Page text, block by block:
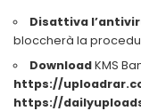
Disattiva
bloccherà la
DownloadKMS
https://
https://